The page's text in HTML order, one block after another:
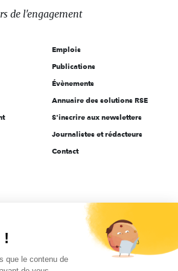
de l'engagement
Emplois
Publications
Évènements
Annuaire des solutions RSE
S'inscrire aux newsletters
Journalistes et rédacteurs
Contact
!
que le contenu de